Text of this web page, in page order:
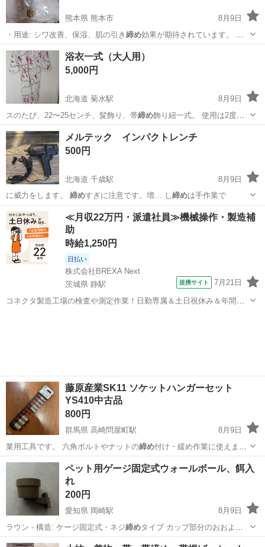
熊本県 熊本市
8月9日
・用途: シワ改善、保湿、肌の引き 締め効果が期待されています。 通
常購入価…
熊本 熊本市 スキンケア Aqua
浴衣一式（大人用）
5,000円
北海道 菊水駅
8月9日
スのたび、22〜25センチ、髪飾り、帯締め飾り紐一式。 使用は2度し
か使ってませ…
北海道 札幌市 着物 一式
メルテック インパクトレンチ
500円
北海道 千歳駅
8月9日
に威力をします。 締めすぎに注意です。増… し締めは手作業で
北海道 千歳市 千歳駅 メンテナンス用品
≪月収22万円・派遣社員≫機械操作・製造補
助
時給1,250円
日払い
株式会社BREXA Next
茨城県 静駅
提携サイト 7月21日
コネクタ製造工場の検査や測定作業！日勤専属＆土日祝休み＆年間休
藤原産業SK11 ソケットハンガーセット
YS410中古品
800円
群馬県 高崎問屋町駅
8月9日
業用工具です。 六角ボルトやナットの締め付け・緩め作業に使えま
す。 価格は店舗…
群馬 高崎市 高崎問屋町駅 メンテナンス用品
ペット用ゲージ固定式ウォールボール、餌入
れ
200円
愛知県 岡崎駅
8月9日
ラウン - 構造: ケージ固定式・ネジ締めタイプ カップ部分のおおよそ
サイズ …
愛知 岡崎市 岡崎駅 その他